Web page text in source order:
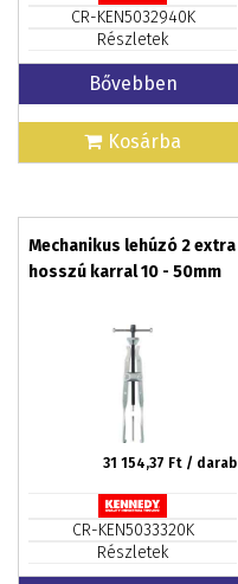
CR-KEN5032940K
Részletek
Bővebben
Kosárba
Mechanikus lehúzó 2 extra
hosszú karral 10 - 50mm
31 154,37 Ft / darab
CR-KEN5033320K
Részletek